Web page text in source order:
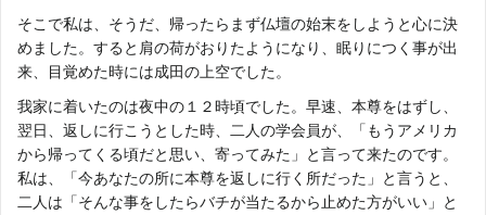
そこで私は、そうだ、帰ったらまず仏壇の始末をしようと心に決
めました。すると肩の荷がおりたようになり、眠りにつく事が出
来、目覚めた時には成田の上空でした。
我家に着いたのは夜中の１２時頃でした。早速、本尊をはずし、
翌日、返しに行こうとした時、二人の学会員が、「もうアメリカ
から帰ってくる頃だと思い、寄ってみた」と言って来たのです。
私は、「今あなたの所に本尊を返しに行く所だった」と言うと、
二人は「そんな事をしたらバチが当たるから止めた方がいい」と